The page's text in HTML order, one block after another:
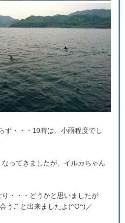
ず・・・10時は、小雨程度でし
ってきましたが、イルカちゃん
・・・どうかと思いましたが
こと出来ましたよ(^O^)／